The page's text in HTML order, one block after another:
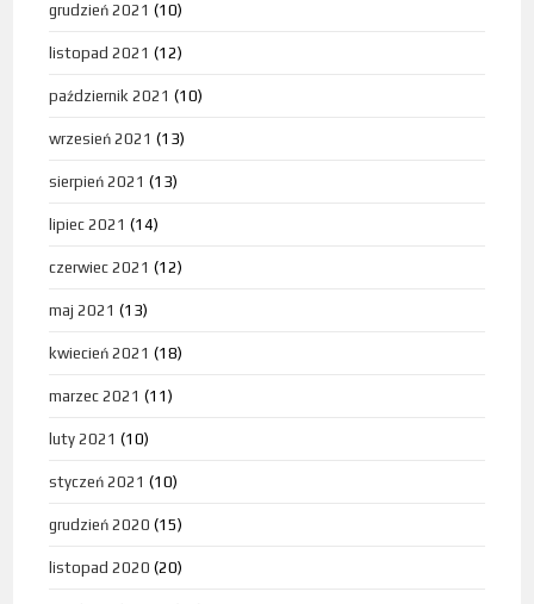
grudzień 2021 (10)
listopad 2021 (12)
październik 2021 (10)
wrzesień 2021 (13)
sierpień 2021 (13)
lipiec 2021 (14)
czerwiec 2021 (12)
maj 2021 (13)
kwiecień 2021 (18)
marzec 2021 (11)
luty 2021 (10)
styczeń 2021 (10)
grudzień 2020 (15)
listopad 2020 (20)